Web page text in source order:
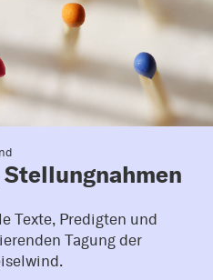
Texte, Predigten und
Tagung der